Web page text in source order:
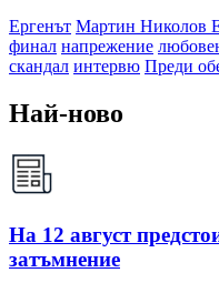
Ергенът Мартин Николов
финал напрежение
скандал интервю Преди
Най-ново
На 12 август
затъмнение